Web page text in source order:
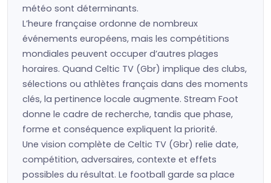
météo sont déterminants.
L’heure française ordonne de nombreux
événements européens, mais les compétitions
mondiales peuvent occuper d’autres plages
horaires. Quand Celtic TV (Gbr) implique des clubs,
sélections ou athlètes français dans des moments
clés, la pertinence locale augmente. Stream Foot
donne le cadre de recherche, tandis que phase,
forme et conséquence expliquent la priorité.
Une vision complète de Celtic TV (Gbr) relie date,
compétition, adversaires, contexte et effets
possibles du résultat. Le football garde sa place